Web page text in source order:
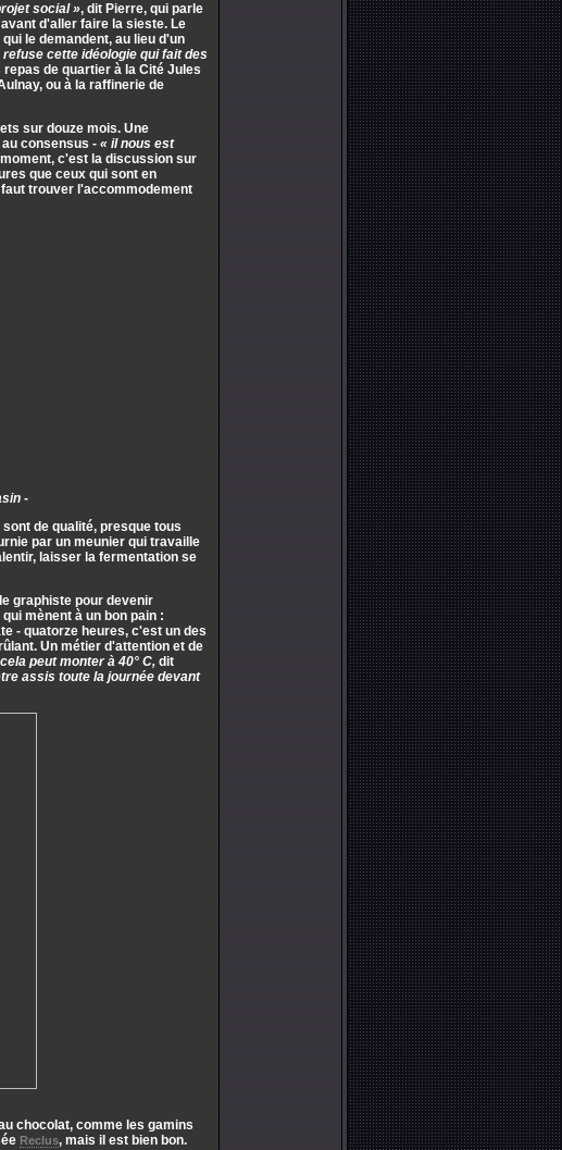
social », dit Pierre, qui parle
d'aller faire la sieste. Le
le demandent, au lieu d'un
cette idéologie qui fait des
de quartier à la Cité Jules
ou à la raffinerie de
sur douze mois. Une
consensus - « il nous est
c'est la discussion sur
que ceux qui sont en
trouver l'accommodement
-
de qualité, presque tous
par un meunier qui travaille
laisser la fermentation se
graphiste pour devenir
mènent à un bon pain :
- quatorze heures, c'est un des
Un métier d'attention et de
peut monter à 40° C, dit
assis toute la journée devant
chocolat, comme les gamins
Reclus, mais il est bien bon.